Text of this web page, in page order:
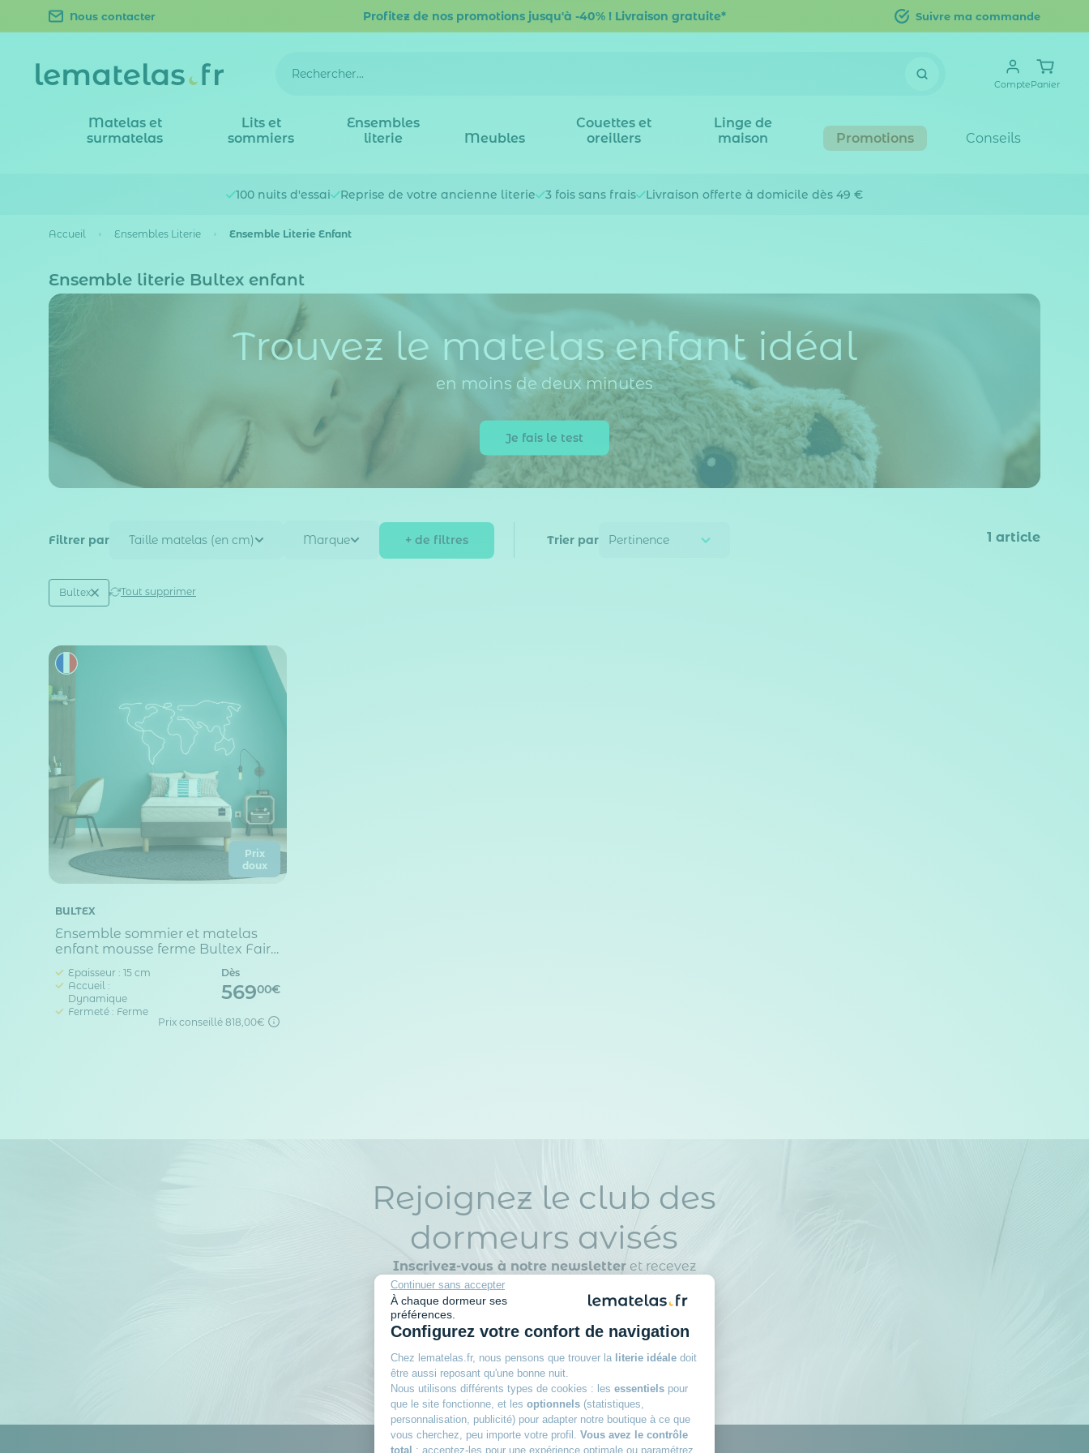
Continuer sans accepter
À chaque dormeur ses
préférences.
Configurez votre confort de navigation
Chez lematelas.fr, nous pensons que trouver la literie idéale doit
être aussi reposant qu'une bonne nuit.
Nous utilisons différents types de cookies : les essentiels pour
que le site fonctionne, et les optionnels (statistiques,
personnalisation, publicité) pour adapter notre boutique à ce que
vous cherchez, peu importe votre profil. Vous avez le contrôle
total : acceptez-les pour une expérience optimale ou paramétrez
Nous contacter Profitez de nos promotions jusqu'à -40% ! Livraison gratuite* Suivre ma commande
ComptePanier
Matelas et
surmatelas
Lits et
sommiers
Ensembles
literie
Meubles
Couettes et
oreillers
Linge de
maison
Promotions Conseils
100 nuits d'essai Reprise de votre ancienne literie 3 fois sans frais Livraison offerte à domicile dès 49 €
Accueil Ensembles Literie Ensemble Literie Enfant
Ensemble literie Bultex enfant
Trouvez le matelas enfant idéal
en moins de deux minutes
Je fais le test
Filtrer par Taille matelas (en cm) Marque + de filtres Trier par 1 article
Active filtering(1)
Marque
Bultex Tout supprimer
Prix
doux
BULTEX
Ensemble sommier et matelas
enfant mousse ferme Bultex Fair
Epaisseur : 15 cm
Accueil :
Dynamique
Fermeté : Ferme
Dès
56900€
Prix conseillé 818,00€
Rejoignez le club des
dormeurs avisés
Inscrivez-vous à notre newsletteret recevez
des conseils d’experts, nos nouveautés en avant-
première, nos bons plans exclusifs… Tout ce qu’il
faut pour bien choisir et bien dormir.